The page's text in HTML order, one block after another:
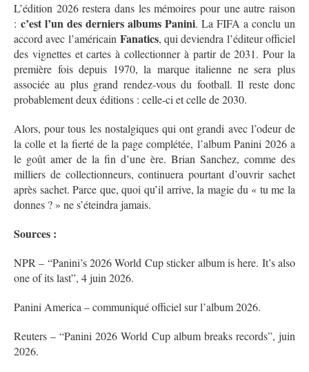
L’édition 2026 restera dans les mémoires pour une autre raison
: c’est l’un des derniers albums Panini. La FIFA a conclu un
accord avec l’américain Fanatics, qui deviendra l’éditeur officiel
des vignettes et cartes à collectionner à partir de 2031. Pour la
première fois depuis 1970, la marque italienne ne sera plus
associée au plus grand rendez‑vous du football. Il reste donc
probablement deux éditions : celle‑ci et celle de 2030.
Alors, pour tous les nostalgiques qui ont grandi avec l’odeur de
la colle et la fierté de la page complétée, l’album Panini 2026 a
le goût amer de la fin d’une ère. Brian Sanchez, comme des
milliers de collectionneurs, continuera pourtant d’ouvrir sachet
après sachet. Parce que, quoi qu’il arrive, la magie du « tu me la
donnes ? » ne s’éteindra jamais.
Sources :
NPR – “Panini’s 2026 World Cup sticker album is here. It’s also
one of its last”, 4 juin 2026.
Panini America – communiqué officiel sur l’album 2026.
Reuters – “Panini 2026 World Cup album breaks records”, juin
2026.